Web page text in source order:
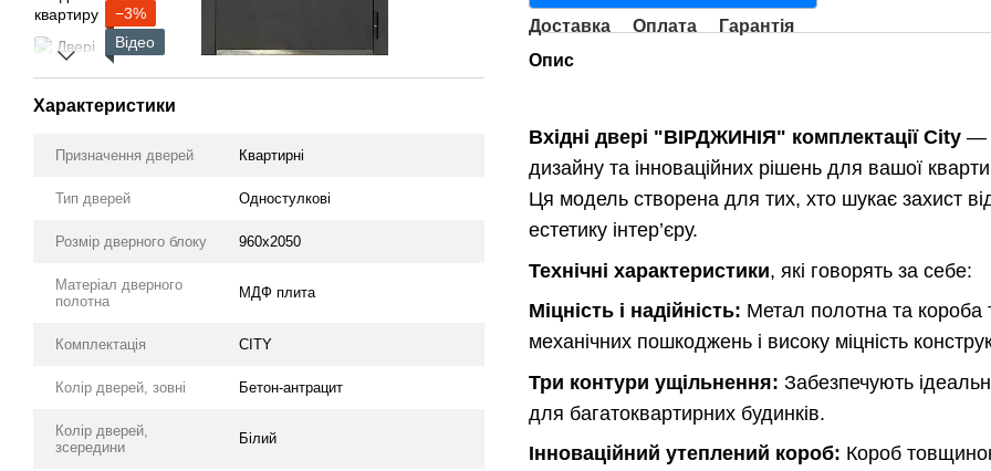
−3%
Відео
Характеристики
Призначення дверей Квартирні
Тип дверей Одностулкові
Розмір дверного блоку 960х2050
Матеріал дверного
полотна
МДФ плита
Комплектація CITY
Колір дверей, зовні Бетон-антрацит
Колір дверей,
зсередини
Білий
Доставка Оплата
Гарантія
Опис
Вхідні двері "ВІРДЖИНІЯ" комплектації City —
дизайну та інноваційних рішень для вашої
Ця модель створена для тих, хто шукає захист
естетику інтер’єру.
Технічні характеристики, які говорять за себе:
Міцність і надійність: Метал полотна та короба
механічних пошкоджень і високу міцність
Три контури ущільнення: Забезпечують
для багатоквартирних будинків.
Інноваційний утеплений короб: Короб